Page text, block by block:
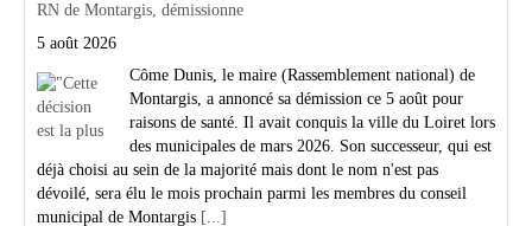
RN de Montargis, démissionne
5 août 2026
Côme Dunis, le maire (Rassemblement national) de
Montargis, a annoncé sa démission ce 5 août pour
raisons de santé. Il avait conquis la ville du Loiret lors
des municipales de mars 2026. Son successeur, qui est
déjà choisi au sein de la majorité mais dont le nom n'est pas
dévoilé, sera élu le mois prochain parmi les membres du conseil
municipal de Montargis [...]